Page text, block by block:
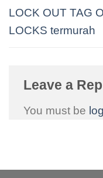
LOCK OUT TAG
LOCKS termurah
Leave a
You must be